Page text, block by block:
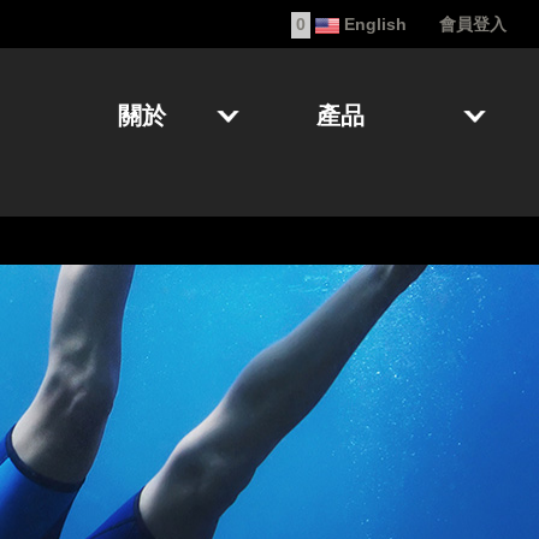
會員登入
0 English
產品
關於